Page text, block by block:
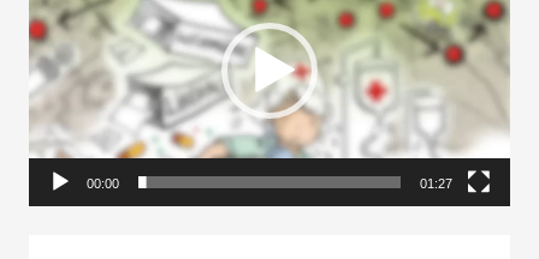
00:00 01:27